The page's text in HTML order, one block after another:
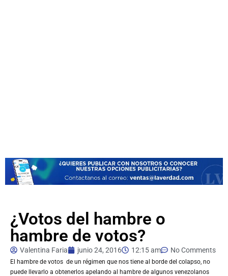
¿Votos del hambre o
hambre de votos?
Valentina Faria junio 24, 2016 12:15 am No Comments
El hambre de votos de un régimen que nos tiene al borde del colapso, no
puede llevarlo a obtenerlos apelando al hambre de algunos venezolanos